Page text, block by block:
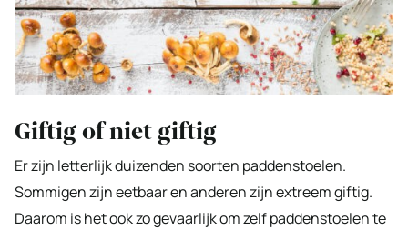
Giftig of niet giftig
Er zijn letterlijk duizenden soorten paddenstoelen.
Sommigen zijn eetbaar en anderen zijn extreem giftig.
Daarom is het ook zo gevaarlijk om zelf paddenstoelen te